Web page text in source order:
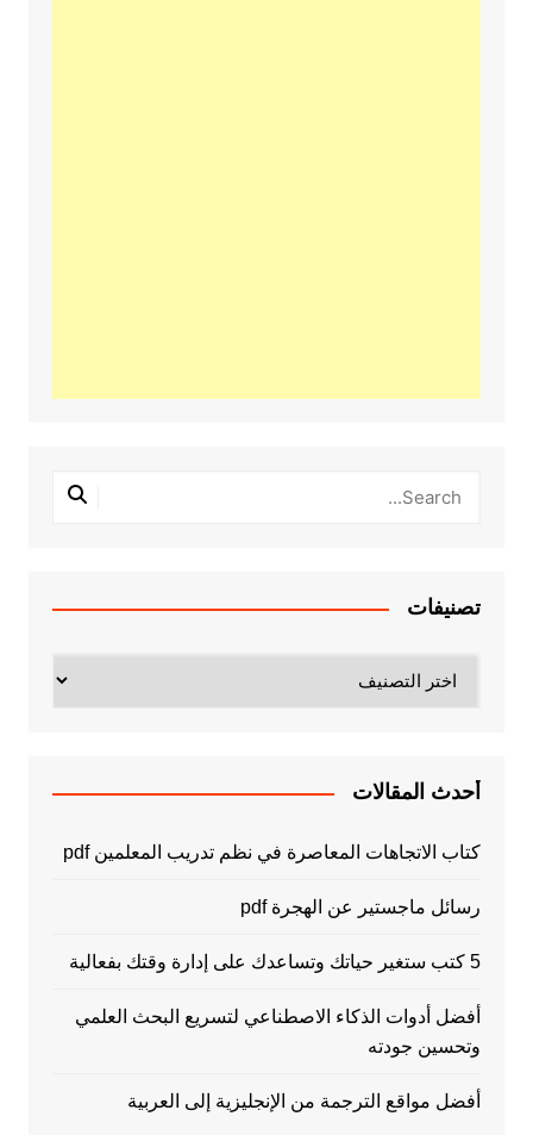
تصنيفات
أحدث المقالات
كتاب الاتجاهات المعاصرة في نظم تدريب المعلمين pdf
رسائل ماجستير عن الهجرة pdf
5 كتب ستغير حياتك وتساعدك على إدارة وقتك بفعالية
أفضل أدوات الذكاء الاصطناعي لتسريع البحث العلمي
وتحسين جودته
أفضل مواقع الترجمة من الإنجليزية إلى العربية